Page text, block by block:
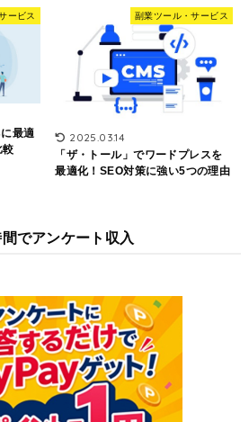
ービス
最適
較
副業ツール・サービス
2025.03.14
「ザ・トール」でワードプレスを
最適化！SEO対策に強い5つの理由
間でアンケート収入